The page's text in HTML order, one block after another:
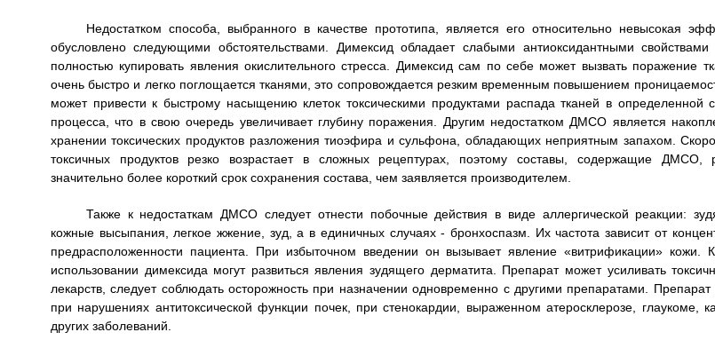
Недостатком способа, выбранного в качестве прототипа, является его относительно невысокая
обусловлено следующими обстоятельствами. Димексид обладает слабыми антиоксидантными
полностью купировать явления окислительного стресса. Димексид сам по себе может вызвать поражение
очень быстро и легко поглощается тканями, это сопровождается резким временным повышением
может привести к быстрому насыщению клеток токсическими продуктами распада тканей в определенной
процесса, что в свою очередь увеличивает глубину поражения. Другим недостатком ДМСО является
хранении токсических продуктов разложения тиоэфира и сульфона, обладающих неприятным запахом.
токсичных продуктов резко возрастает в сложных рецептурах, поэтому составы, содержащие ДМСО,
значительно более короткий срок сохранения состава, чем заявляется производителем.
Также к недостаткам ДМСО следует отнести побочные действия в виде аллергической реакции:
кожные высыпания, легкое жжение, зуд, а в единичных случаях - бронхоспазм. Их частота зависит от
предрасположенности пациента. При избыточном введении он вызывает явление «витрификации» кожи.
использовании димексида могут развиться явления зудящего дерматита. Препарат может усиливать
лекарств, следует соблюдать осторожность при назначении одновременно с другими препаратами. Препарат
при нарушениях антитоксической функции почек, при стенокардии, выраженном атеросклерозе, глаукоме,
других заболеваний.